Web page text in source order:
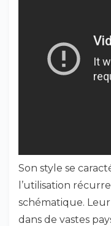
Son style se
l’utilisation
schématique.
dans de vastes